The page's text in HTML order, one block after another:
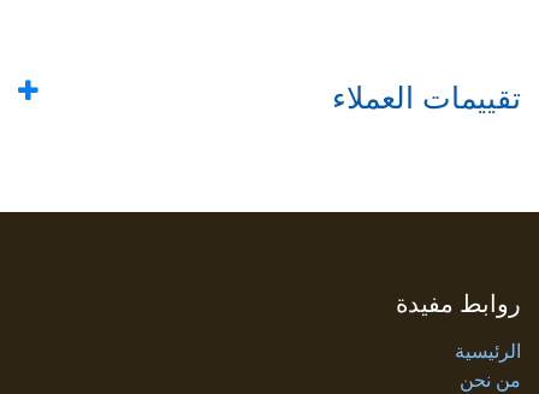
تقييمات العملاء
روابط مفيدة
الرئيسية
من نحن